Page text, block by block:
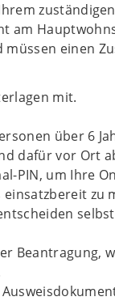
am
einen
mit.
über 6
dafür vor Ort
PIN, um Ihre
zu
Beantragung,